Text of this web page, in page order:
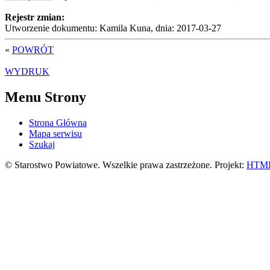
Rejestr zmian:
Utworzenie dokumentu: Kamila Kuna, dnia: 2017-03-27
« POWRÓT
WYDRUK
Menu Strony
Strona Główna
Mapa serwisu
Szukaj
© Starostwo Powiatowe. Wszelkie prawa zastrzeżone. Projekt: